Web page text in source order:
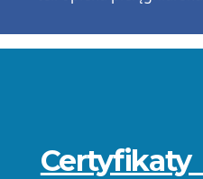
Przydatne
Certyfikaty